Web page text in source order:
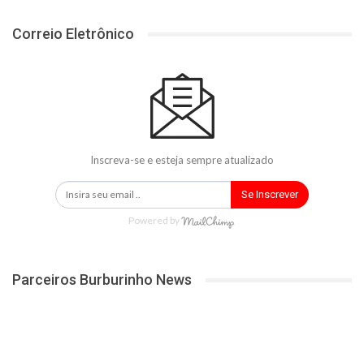
Correio Eletrônico
Inscreva-se e esteja sempre atualizado
Se Inscrever
Powered by
Parceiros Burburinho News